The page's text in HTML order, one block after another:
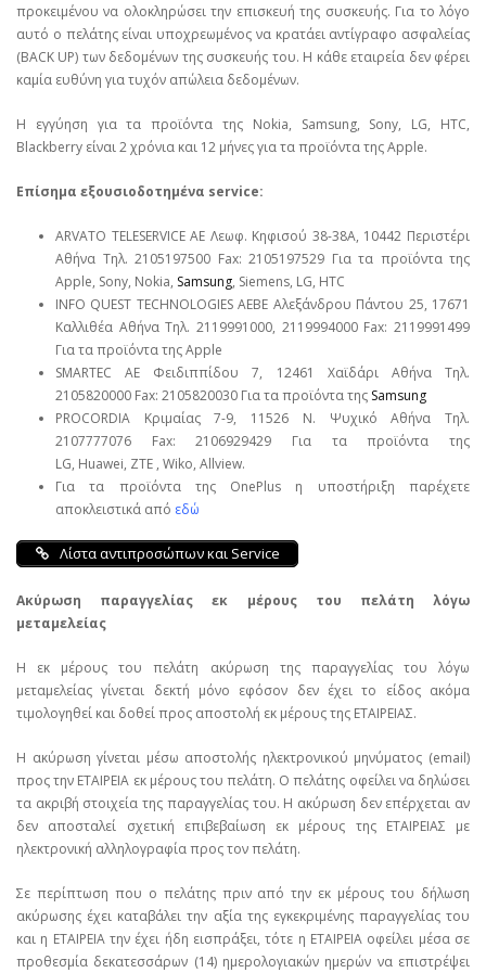
προκειμένου να ολοκληρώσει την επισκευή της συσκευής. Για το λόγο
αυτό ο πελάτης είναι υποχρεωμένος να κρατάει αντίγραφο ασφαλείας
(BACK UP) των δεδομένων της συσκευής του. Η κάθε εταιρεία δεν φέρει
καμία ευθύνη για τυχόν απώλεια δεδομένων.
Η εγγύηση για τα προϊόντα της Nokia, Samsung, Sony, LG, HTC,
Blackberry είναι 2 χρόνια και 12 μήνες για τα προϊόντα της Apple.
Επίσημα εξουσιοδοτημένα service:
ARVATO TELESERVICE ΑΕ Λεωφ. Κηφισού 38-38Α, 10442 Περιστέρι
Αθήνα Τηλ. 2105197500 Fax: 2105197529 Για τα προϊόντα της
Apple, Sony, Nokia, Samsung, Siemens, LG, HTC
INFO QUEST TECHNOLOGIES ΑΕΒΕ Αλεξάνδρου Πάντου 25, 17671
Καλλιθέα Αθήνα Τηλ. 2119991000, 2119994000 Fax: 2119991499
Για τα προϊόντα της Apple
SMARTEC ΑΕ Φειδιππίδου 7, 12461 Χαϊδάρι Αθήνα Τηλ.
2105820000 Fax: 2105820030 Για τα προϊόντα της Samsung
PROCORDIA Κριμαίας 7-9, 11526 Ν. Ψυχικό Αθήνα Τηλ.
2107777076 Fax: 2106929429 Για τα προϊόντα της
LG, Huawei, ΖΤΕ , Wiko, Allview.
Για τα προϊόντα της OnePlus η υποστήριξη παρέχετε
αποκλειστικά από εδώ
Λίστα αντιπροσώπων και Service
Ακύρωση παραγγελίας εκ μέρους του πελάτη λόγω
μεταμελείας
Η εκ μέρους του πελάτη ακύρωση της παραγγελίας του λόγω
μεταμελείας γίνεται δεκτή μόνο εφόσον δεν έχει το είδος ακόμα
τιμολογηθεί και δοθεί προς αποστολή εκ μέρους της ΕΤΑΙΡΕΙΑΣ.
Η ακύρωση γίνεται μέσω αποστολής ηλεκτρονικού μηνύματος (email)
προς την ΕΤΑΙΡΕΙΑ εκ μέρους του πελάτη. Ο πελάτης οφείλει να δηλώσει
τα ακριβή στοιχεία της παραγγελίας του. Η ακύρωση δεν επέρχεται αν
δεν αποσταλεί σχετική επιβεβαίωση εκ μέρους της ΕΤΑΙΡΕΙΑΣ με
ηλεκτρονική αλληλογραφία προς τον πελάτη.
Σε περίπτωση που ο πελάτης πριν από την εκ μέρους του δήλωση
ακύρωσης έχει καταβάλει την αξία της εγκεκριμένης παραγγελίας του
και η ΕΤΑΙΡΕΙΑ την έχει ήδη εισπράξει, τότε η ΕΤΑΙΡΕΙΑ οφείλει μέσα σε
προθεσμία δεκατεσσάρων (14) ημερολογιακών ημερών να επιστρέψει